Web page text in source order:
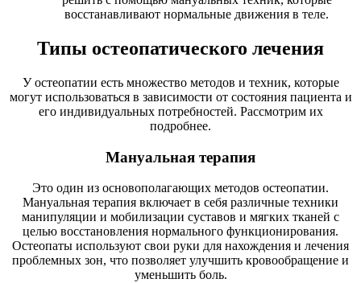
восстанавливают нормальные движения в теле.
Типы остеопатического лечения
У остеопатии есть множество методов и техник, которые
могут использоваться в зависимости от состояния пациента и
его индивидуальных потребностей. Рассмотрим их
подробнее.
Мануальная терапия
Это один из основополагающих методов остеопатии.
Мануальная терапия включает в себя различные техники
манипуляции и мобилизации суставов и мягких тканей с
целью восстановления нормального функционирования.
Остеопаты используют свои руки для нахождения и лечения
проблемных зон, что позволяет улучшить кровообращение и
уменьшить боль.